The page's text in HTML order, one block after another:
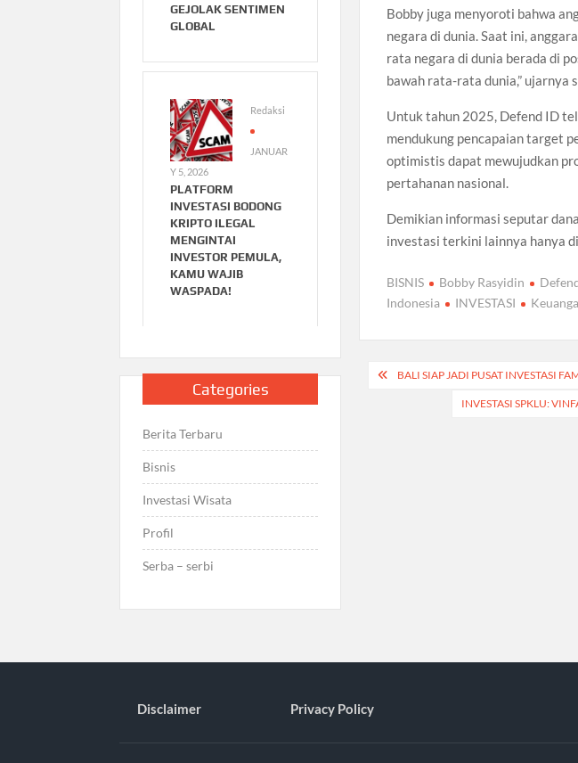
Bobby juga menyoroti bahwa
negara di dunia. Saat ini,
rata negara di dunia berada di
bawah rata-rata dunia,” ujarnya
Untuk tahun 2025, Defend ID
mendukung pencapaian target
optimistis dapat mewujudkan
pertahanan nasional.
Demikian informasi seputar
investasi terkini lainnya hanya
BISNIS Bobby Rasyidin
Indonesia
INVESTASI
Post
navigation
BALI SIAP JADI PUSAT INVESTASI
INVESTASI SPKLU:
GEJOLAK SENTIMEN
GLOBAL
Redaksi
JANUAR
Y 5, 2026
PLATFORM
INVESTASI BODONG
KRIPTO ILEGAL
MENGINTAI
INVESTOR PEMULA,
KAMU WAJIB
WASPADA!
Categories
Berita Terbaru
Bisnis
Investasi Wisata
Profil
Serba – serbi
Disclaimer Privacy Policy